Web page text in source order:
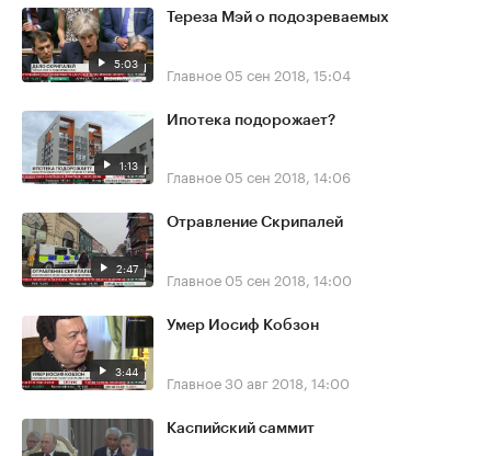
5:03
Тереза Мэй о подозреваемых
Главное 05 сен 2018, 15:04
1:13
Ипотека подорожает?
Главное 05 сен 2018, 14:06
2:47
Отравление Скрипалей
Главное 05 сен 2018, 14:00
3:44
Умер Иосиф Кобзон
Главное30 авг 2018, 14:00
Каспийский саммит